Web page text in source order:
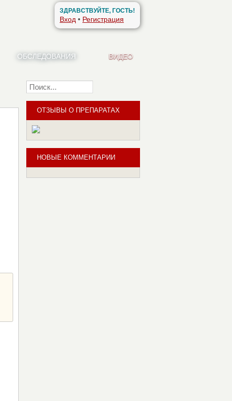
ЗДРАВСТВУЙТЕ, ГОСТЬ!
Вход • Регистрация
ОБСЛЕДОВАНИЯ ВИДЕО
ОТЗЫВЫ О ПРЕПАРАТАХ
НОВЫЕ КОММЕНТАРИИ